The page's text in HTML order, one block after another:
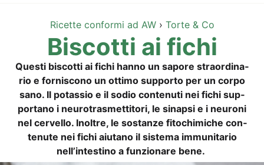
Ricet­te con­for­mi ad AW› Tor­te & Co
Bis­cot­ti ai fichi
Ques­ti bis­cot­ti ai fichi han­no un sapo­re stra­or­di­na­
rio e for­nis­co­no un otti­mo sup­porto per un cor­po
sano. Il pot­as­sio e il sodio con­te­nuti nei fichi sup­
port­a­no i neu­ro­tras­mett­i­to­ri, le sinap­si e i neu­ro­ni
nel cer­vel­lo. Inolt­re, le sostan­ze fito­chi­mi­che con­
te­nute nei fichi aiuta­no il sis­te­ma immu­ni­ta­rio
nell’intestino a fun­zio­na­re bene.